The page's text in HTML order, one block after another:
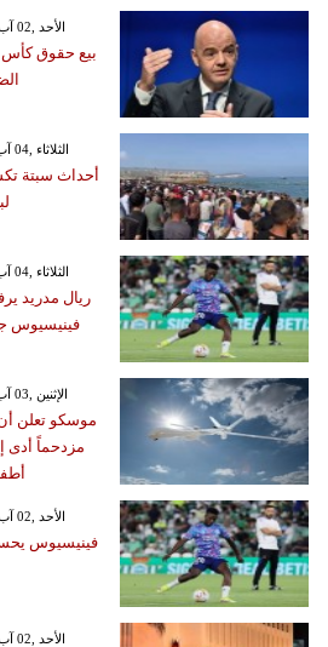
GMT 18:45 2026 الأحد ,02 آب / أغسطس
بيع حقوق كأس
GMT 00:39 2026 الثلاثاء ,04 آب / أغسطس
أحداث سبتة
GMT 09:18 2026 الثلاثاء ,04 آب / أغسطس
ريال مدريد
فينيسيوس
GMT 23:41 2026 الإثنين ,03 آب / أغسطس
موسكو تعلن
مزدحماً أدى
GMT 18:31 2026 الأحد ,02 آب / أغسطس
فينيسيوس
GMT 23:47 2026 الأحد ,02 آب / أغسطس